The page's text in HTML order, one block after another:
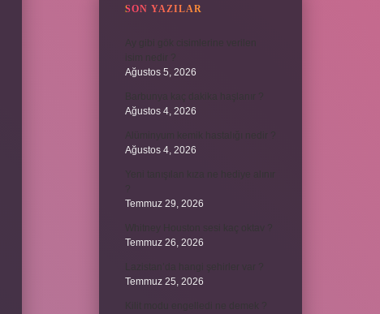
SON YAZILAR
Ağustos 5, 2026
Ağustos 4, 2026
Ağustos 4, 2026
Temmuz 29, 2026
Temmuz 26, 2026
Temmuz 25, 2026